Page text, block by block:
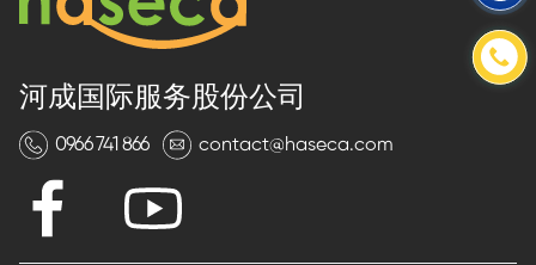
河成国际服务股份公司
0966 741 866 contact@haseca.com